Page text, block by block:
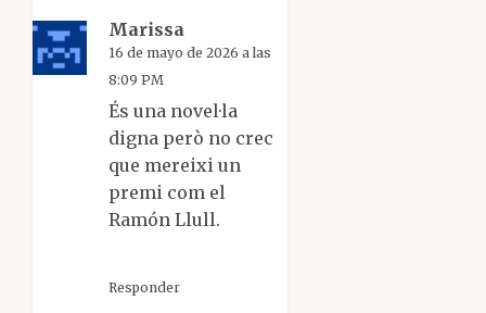
Marissa
16 de mayo de 2026 a las
8:09 PM
És una novel·la
digna però no crec
que mereixi un
premi com el
Ramón Llull.
Responder